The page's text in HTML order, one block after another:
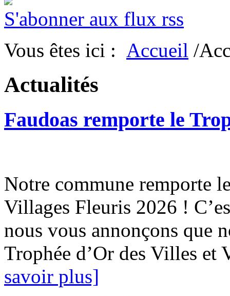
S'abonner aux flux rss
Vous êtes ici : Accueil /
Actualités
Faudoas remporte le
Notre commune remporte
Villages Fleuris 2026 !
nous vous annonçons que
Trophée d’Or des Villes
savoir plus]